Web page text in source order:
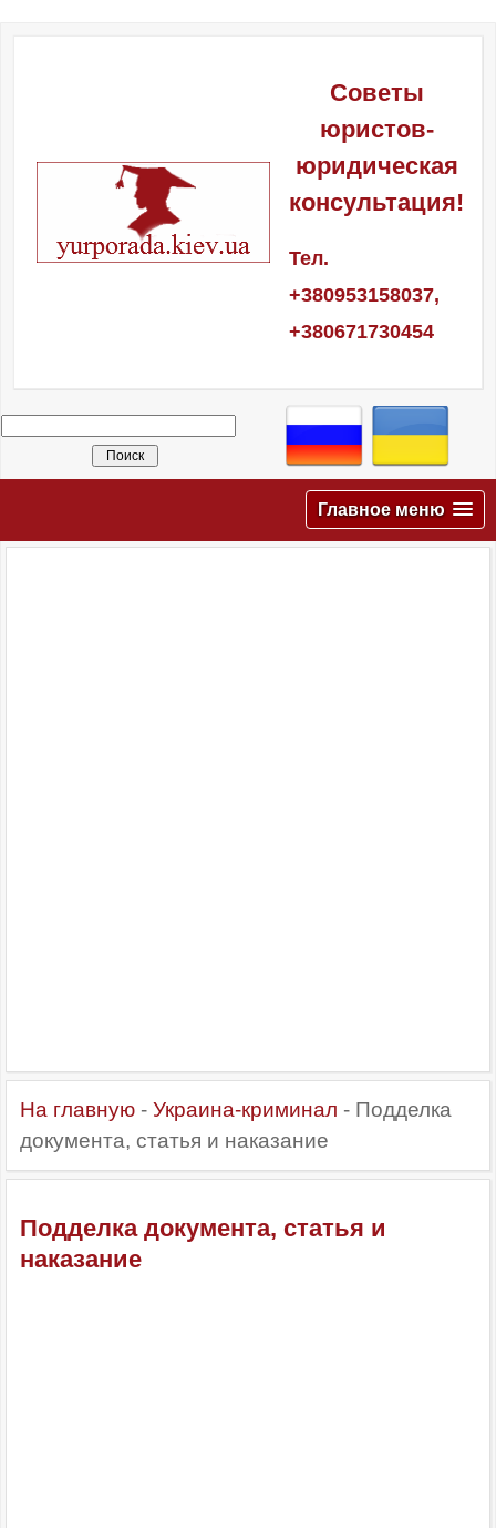
Советы
юристов-
юридическая
консультация!
Тел.
+380953158037,
+380671730454
Главное меню
На главную - Украина-криминал - Подделка
документа, статья и наказание
Подделка документа, статья и
наказание